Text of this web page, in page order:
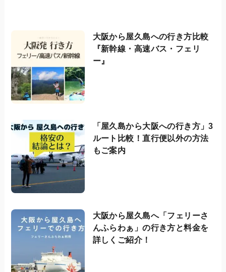
大阪から屋久島への行き方比較
『新幹線・高速バス・フェリ
ー』
「屋久島から大阪への行き方」3
ルート比較！直行便以外の方法
もご案内
大阪から屋久島へ「フェリーさ
んふらわぁ」の行き方と料金を
詳しくご紹介！